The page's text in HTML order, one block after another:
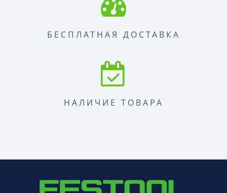
БЕСПЛАТНАЯ ДОСТАВКА
НАЛИЧИЕ ТОВАРА